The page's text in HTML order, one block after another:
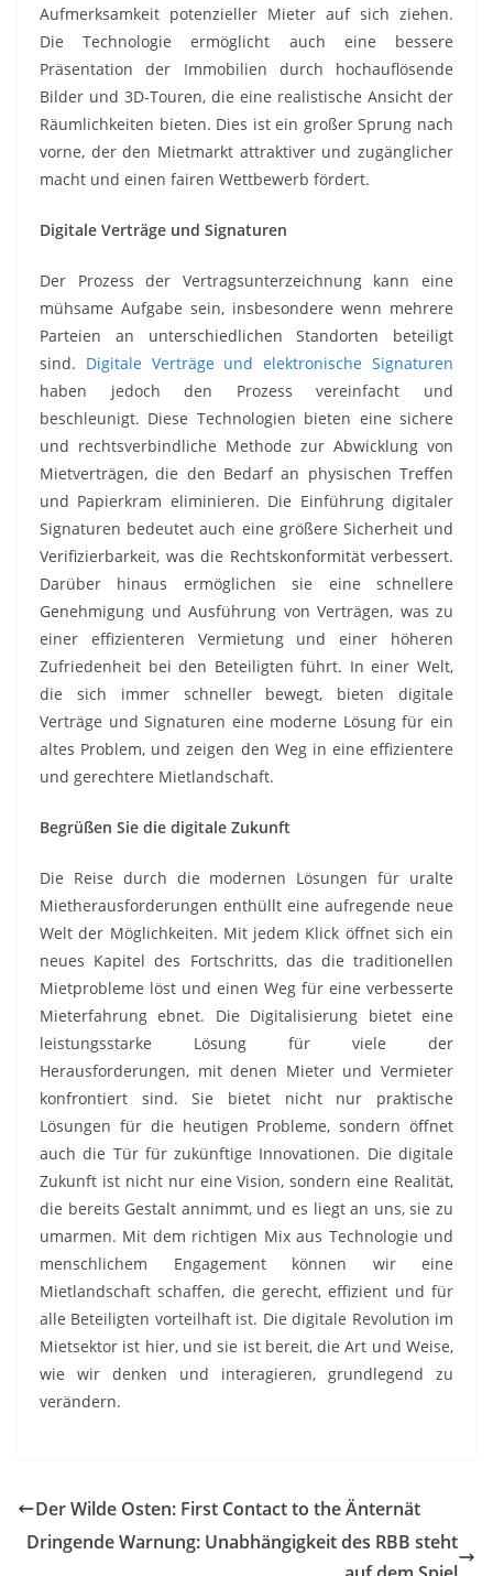
Aufmerksamkeit potenzieller Mieter auf sich ziehen.
Die Technologie ermöglicht auch eine bessere
Präsentation der Immobilien durch hochauflösende
Bilder und 3D-Touren, die eine realistische Ansicht der
Räumlichkeiten bieten. Dies ist ein großer Sprung nach
vorne, der den Mietmarkt attraktiver und zugänglicher
macht und einen fairen Wettbewerb fördert.
Digitale Verträge und Signaturen
Der Prozess der Vertragsunterzeichnung kann eine
mühsame Aufgabe sein, insbesondere wenn mehrere
Parteien an unterschiedlichen Standorten beteiligt
sind. Digitale Verträge und elektronische Signaturen
haben jedoch den Prozess vereinfacht und
beschleunigt. Diese Technologien bieten eine sichere
und rechtsverbindliche Methode zur Abwicklung von
Mietverträgen, die den Bedarf an physischen Treffen
und Papierkram eliminieren. Die Einführung digitaler
Signaturen bedeutet auch eine größere Sicherheit und
Verifizierbarkeit, was die Rechtskonformität verbessert.
Darüber hinaus ermöglichen sie eine schnellere
Genehmigung und Ausführung von Verträgen, was zu
einer effizienteren Vermietung und einer höheren
Zufriedenheit bei den Beteiligten führt. In einer Welt,
die sich immer schneller bewegt, bieten digitale
Verträge und Signaturen eine moderne Lösung für ein
altes Problem, und zeigen den Weg in eine effizientere
und gerechtere Mietlandschaft.
Begrüßen Sie die digitale Zukunft
Die Reise durch die modernen Lösungen für uralte
Mietherausforderungen enthüllt eine aufregende neue
Welt der Möglichkeiten. Mit jedem Klick öffnet sich ein
neues Kapitel des Fortschritts, das die traditionellen
Mietprobleme löst und einen Weg für eine verbesserte
Mieterfahrung ebnet. Die Digitalisierung bietet eine
leistungsstarke Lösung für viele der
Herausforderungen, mit denen Mieter und Vermieter
konfrontiert sind. Sie bietet nicht nur praktische
Lösungen für die heutigen Probleme, sondern öffnet
auch die Tür für zukünftige Innovationen. Die digitale
Zukunft ist nicht nur eine Vision, sondern eine Realität,
die bereits Gestalt annimmt, und es liegt an uns, sie zu
umarmen. Mit dem richtigen Mix aus Technologie und
menschlichem Engagement können wir eine
Mietlandschaft schaffen, die gerecht, effizient und für
alle Beteiligten vorteilhaft ist. Die digitale Revolution im
Mietsektor ist hier, und sie ist bereit, die Art und Weise,
wie wir denken und interagieren, grundlegend zu
verändern.
Der Wilde Osten: First Contact to the Änternät
Dringende Warnung: Unabhängigkeit des RBB steht